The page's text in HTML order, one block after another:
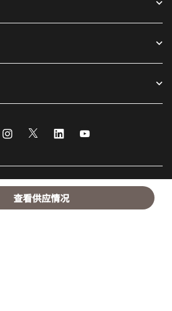
查看供应情况
Instagram
Twitter LinkedIn
限公司版权所有。万豪国际专有信息